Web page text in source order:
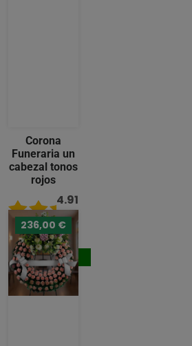
Corona
Funeraria un
cabezal tonos
rojos
4.91
/ 5
231,00 €
Comprar
236,00 €